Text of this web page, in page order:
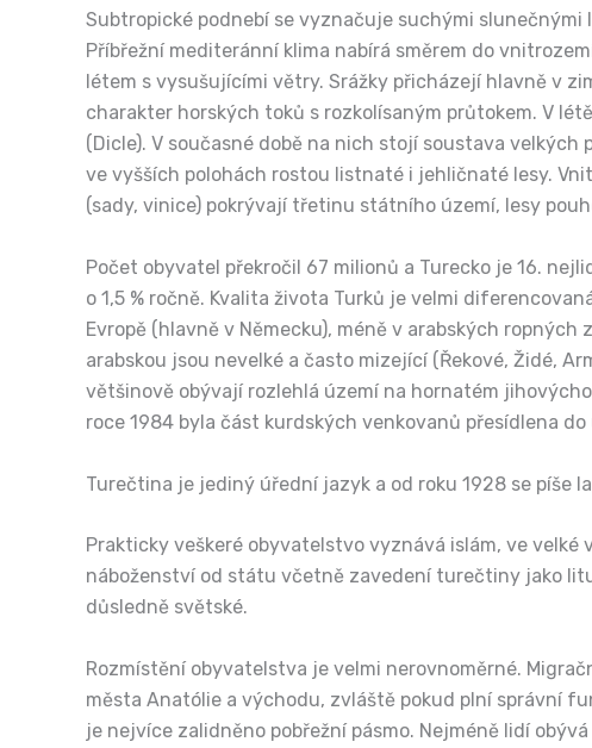
Subtropické podnebí se vyznačuje suchými
Příbřežní mediteránní klima nabírá směrem do
létem s vysušujícími větry. Srážky přicházejí hlavně v
charakter horských toků s rozkolísaným průtokem. V
(Dicle). V současné době na nich stojí soustava
ve vyšších polohách rostou listnaté i jehličnaté lesy.
(sady, vinice) pokrývají třetinu státního území, lesy
Počet obyvatel překročil 67 milionů a Turecko je 16.
o 1,5 % ročně. Kvalita života Turků je velmi
Evropě (hlavně v Německu), méně v arabských
arabskou jsou nevelké a často mizející (Řekové, Židé,
většinově obývají rozlehlá území na hornatém
roce 1984 byla část kurdských venkovanů přesídlena
Turečtina je jediný úřední jazyk a od roku 1928 se píše
Prakticky veškeré obyvatelstvo vyznává islám, ve
náboženství od státu včetně zavedení turečtiny jako
důsledně světské.
Rozmístění obyvatelstva je velmi nerovnoměrné.
města Anatólie a východu, zvláště pokud plní správní
je nejvíce zalidněno pobřežní pásmo. Nejméně lidí